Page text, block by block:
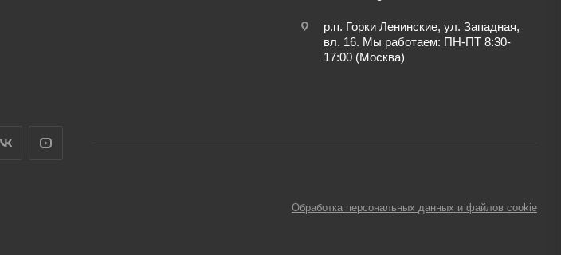
р.п. Горки Ленинские, ул. Западная,
вл. 16. Мы работаем: ПН-ПТ 8:30-
17:00 (Москва)
Обработка персональных данных и файлов cookie